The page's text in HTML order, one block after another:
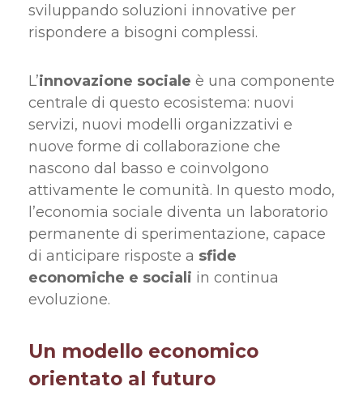
sviluppando soluzioni innovative per
rispondere a bisogni complessi.
L’innovazione sociale è una componente
centrale di questo ecosistema: nuovi
servizi, nuovi modelli organizzativi e
nuove forme di collaborazione che
nascono dal basso e coinvolgono
attivamente le comunità. In questo modo,
l’economia sociale diventa un laboratorio
permanente di sperimentazione, capace
di anticipare risposte a sfide
economiche e sociali in continua
evoluzione.
Un modello economico
orientato al futuro